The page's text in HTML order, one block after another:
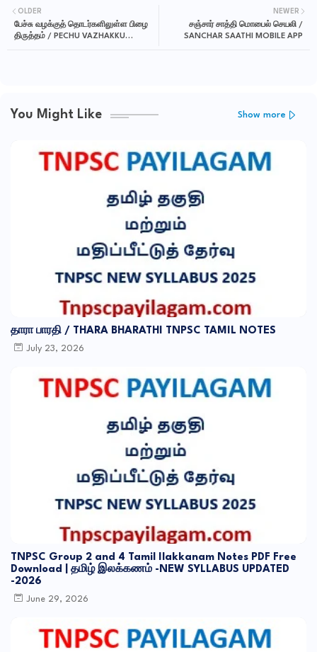
NEWER
சஞ்சார் சாத்தி மொபைல் செயலி /
SANCHAR SAATHI MOBILE APP
OLDER
பேச்சு வழக்குத் தொடர்களிலுள்ள பிழை
திருத்தம் / PECHU VAZHAKKU
You Might Like Show more
தாரா பாரதி / THARA BHARATHI TNPSC TAMIL NOTES
July 23, 2026
TNPSC Group 2 and 4 Tamil Ilakkanam Notes PDF Free
Download | தமிழ் இலக்கணம் -NEW SYLLABUS UPDATED
-2026
June 29, 2026